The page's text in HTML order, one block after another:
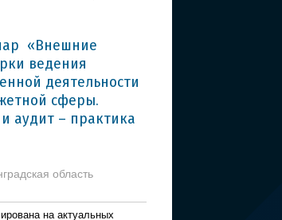
«Внешние
ведения
деятельности
сферы.
аудит – практика
область
на актуальных